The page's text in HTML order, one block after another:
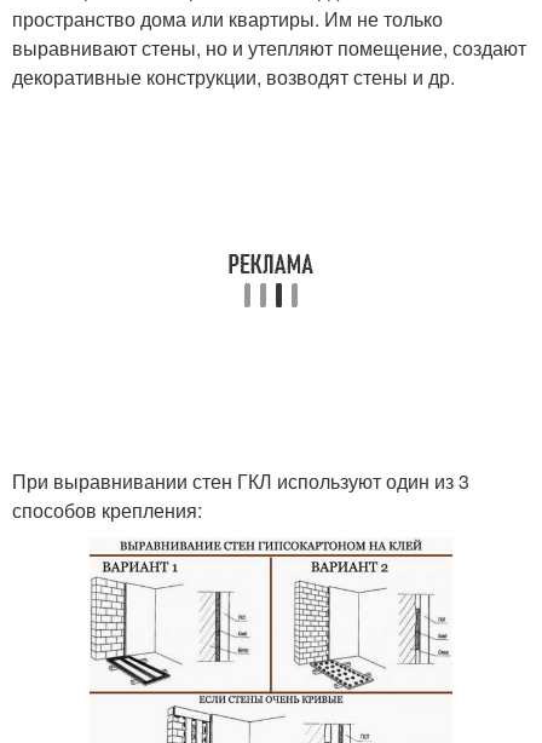
пространство дома или квартиры. Им не только
выравнивают стены, но и утепляют помещение, создают
декоративные конструкции, возводят стены и др.
При выравнивании стен ГКЛ используют один из 3
способов крепления: